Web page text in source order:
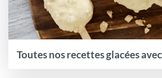
Toutes nos recettes glacées